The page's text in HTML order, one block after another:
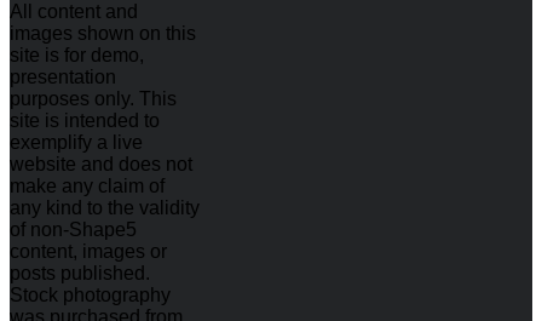
All content and
images shown on this
site is for demo,
presentation
purposes only. This
site is intended to
exemplify a live
website and does not
make any claim of
any kind to the validity
of non-Shape5
content, images or
posts published.
Stock photography